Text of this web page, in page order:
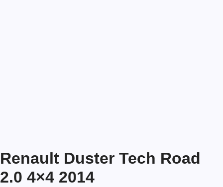
Renault Duster Tech Road
2.0 4×4 2014